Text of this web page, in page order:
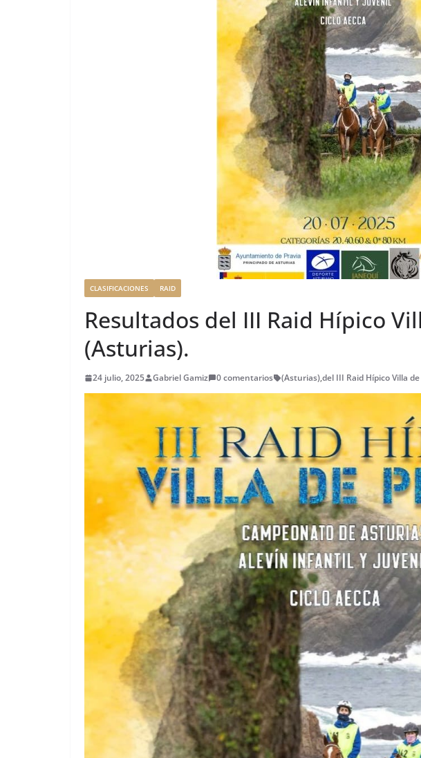
CLASIFICACIONES RAID
Resultados del III Raid Hípico
(Asturias).
24 julio, 2025 Gabriel Gamiz 0 comentarios (Asturias),del III Raid Hípico Villa